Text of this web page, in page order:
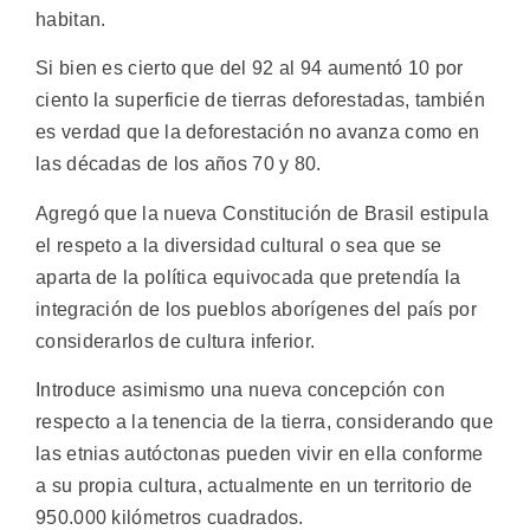
habitan.
Si bien es cierto que del 92 al 94 aumentó 10 por
ciento la superficie de tierras deforestadas, también
es verdad que la deforestación no avanza como en
las décadas de los años 70 y 80.
Agregó que la nueva Constitución de Brasil estipula
el respeto a la diversidad cultural o sea que se
aparta de la política equivocada que pretendía la
integración de los pueblos aborígenes del país por
considerarlos de cultura inferior.
Introduce asimismo una nueva concepción con
respecto a la tenencia de la tierra, considerando que
las etnias autóctonas pueden vivir en ella conforme
a su propia cultura, actualmente en un territorio de
950.000 kilómetros cuadrados.